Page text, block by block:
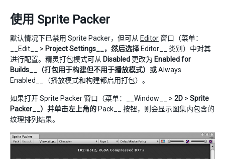
使用 Sprite Packer
默认情况下已禁用 Sprite Packer，但可从 Editor 窗口（菜单：
__Edit__ > Project Settings__，然后选择 Editor__ 类别）中对其
进行配置。精灵打包模式可从 Disabled 更改为 Enabled for
Builds__（打包用于构建但不用于播放模式）或Always
Enabled__（播放模式和构建都启用打包）。
如果打开 Sprite Packer 窗口（菜单：__Window__ > 2D > Sprite
Packer__）并单击左上角的 Pack__ 按钮，则会显示图集内包含的
纹理排列结果。